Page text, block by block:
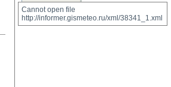
Cannot open file
http://informer.gismeteo.ru/xml/38341_1.xml